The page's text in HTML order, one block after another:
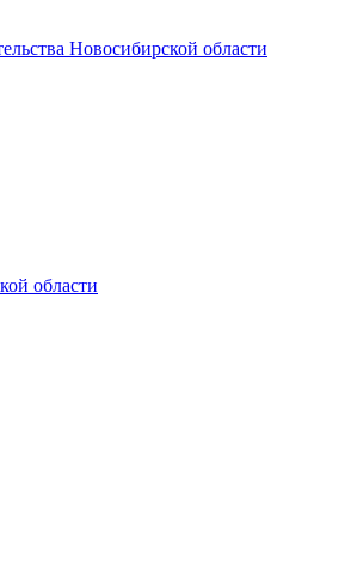
Новосибирской области
области